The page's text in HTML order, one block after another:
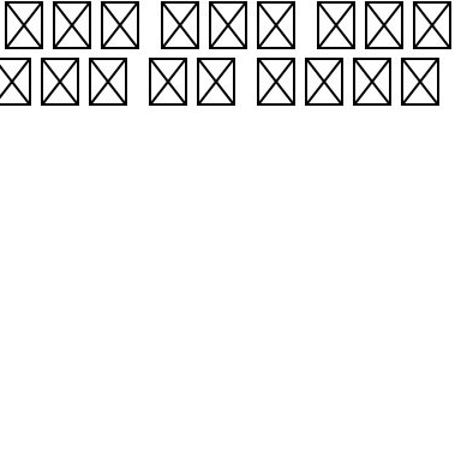
어가 없다. 기리는
무의 범주 중에서도